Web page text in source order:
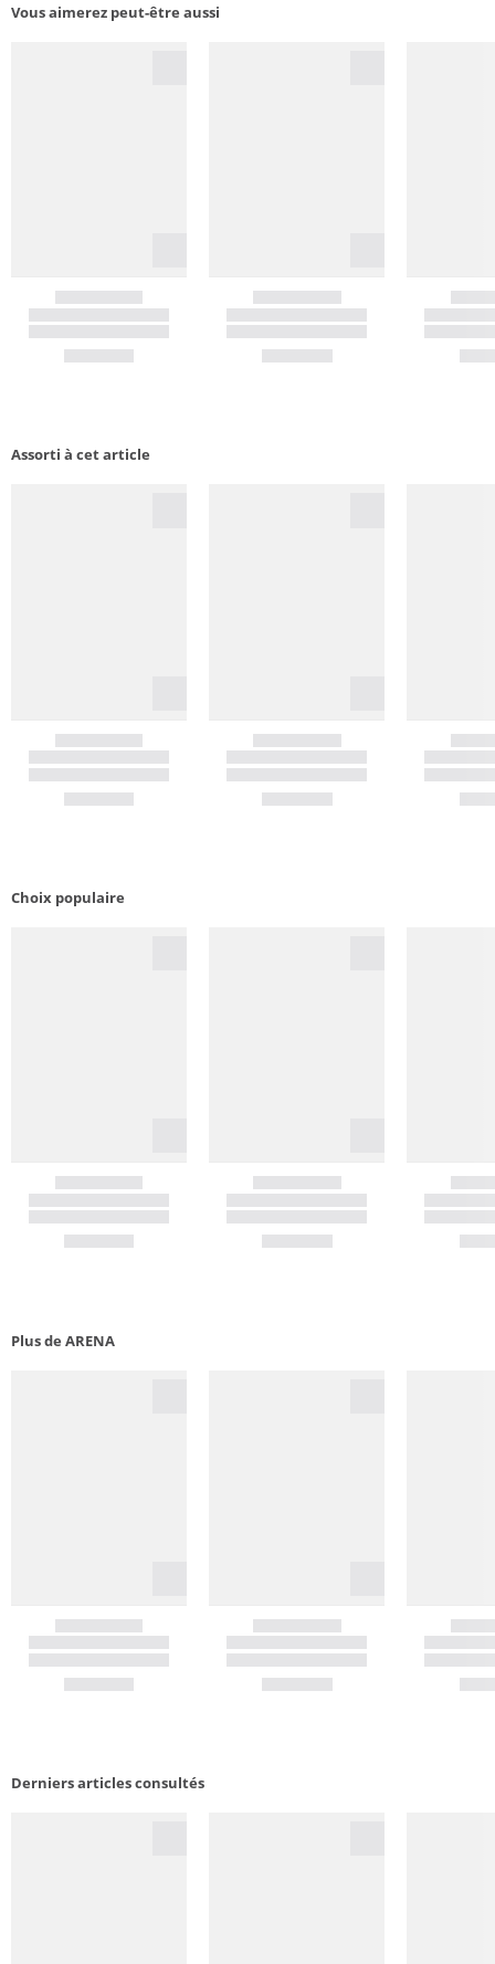
Vous aimerez peut-être aussi
Assorti à cet article
Choix populaire
Plus de ARENA
Derniers articles consultés